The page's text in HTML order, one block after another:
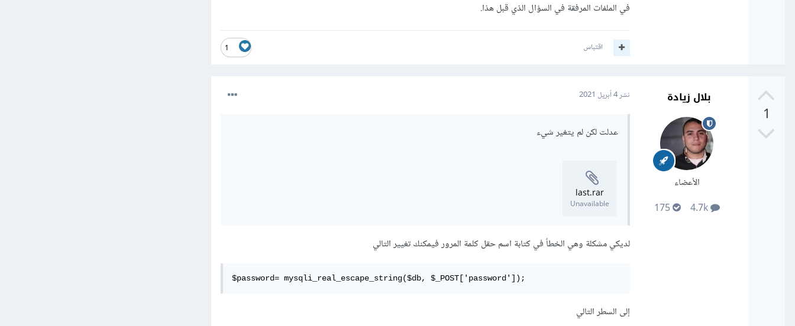
في الملفات المرفقة في السؤال الذي قبل هذا.
1 اقتباس
1
بلال زيادة
الأعضاء
4.7k
175
نشر4 أبريل 2021
عدلت لكن لم يتغير شيء
last.rar
Unavailable
لديكي مشكلة وهي الخطأ في كتابة اسم حقل كلمة المرور فيمكنك تغيير التالي
$password= mysqli_real_escape_string($db, $_POST['password']);
إلى السطر التالي